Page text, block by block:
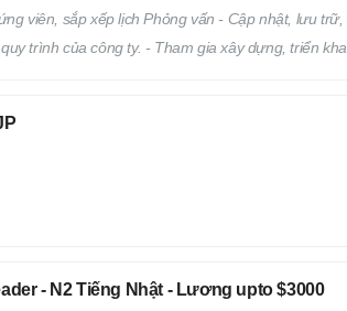
viên, sắp xếp lịch Phỏng vấn - Cập nhật, lưu
trình của công ty. - Tham gia xây dựng, triển
- N2 Tiếng Nhật - Lương upto $3000